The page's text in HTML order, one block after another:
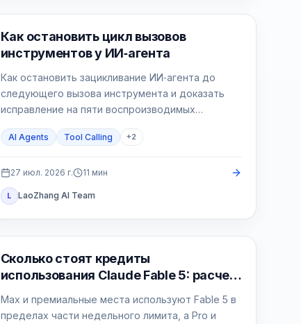
AI API
Как остановить цикл вызовов
инструментов у ИИ‑агента
Как остановить зацикливание ИИ‑агента до
следующего вызова инструмента и доказать
исправление на пяти воспроизводимых
AI Agents Tool Calling +2
27 июл. 2026 г. 11 мин
L LaoZhang AI Team
Claude AI
Сколько стоят кредиты
использования Claude Fable 5: расчет
Max и премиальные места используют Fable 5 в
пределах части недельного лимита, а Pro и